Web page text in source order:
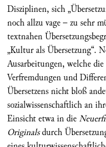
Disziplinen, sich
noch allzu vage – zu sehr
textnahen
„Kultur als Übersetzung“.
Ausarbeitungen, welche
Verfremdungen und
Übersetzens nicht bloß
sozialwissenschaftlich an
Einsicht etwa in die
Originalsdurch